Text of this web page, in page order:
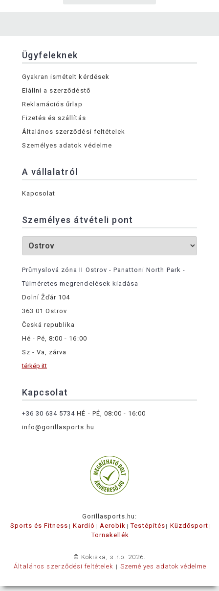
Ügyfeleknek
Gyakran ismételt kérdések
Elállni a szerződéstő
Reklamációs űrlap
Fizetés és szállítás
Általános szerződési feltételek
Személyes adatok védelme
A vállalatról
Kapcsolat
Személyes átvételi pont
Průmyslová zóna II Ostrov - Panattoni North Park -
Túlméretes megrendelések kiadása
Dolní Žďár 104
363 01 Ostrov
Česká republika
Hé - Pé, 8:00 - 16:00
Sz - Va, zárva
térkép itt
Kapcsolat
+36 30 634 5734 HÉ - PÉ, 08:00 - 16:00
info@gorillasports.hu
Gorillasports.hu:
Sports és Fitness
Kardió Aerobik Testépítés
Küzdősport
Tornakellék
© Kokiska, s.r.o. 2026.
Általános szerződési feltételek
Személyes adatok védelme